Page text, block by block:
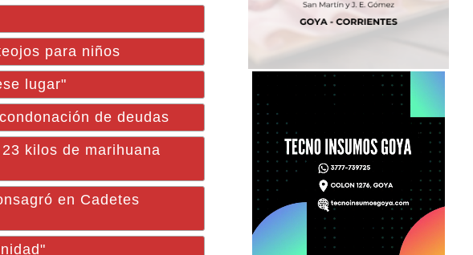
para niños
lugar"
de deudas
kilos de marihuana
en Cadetes